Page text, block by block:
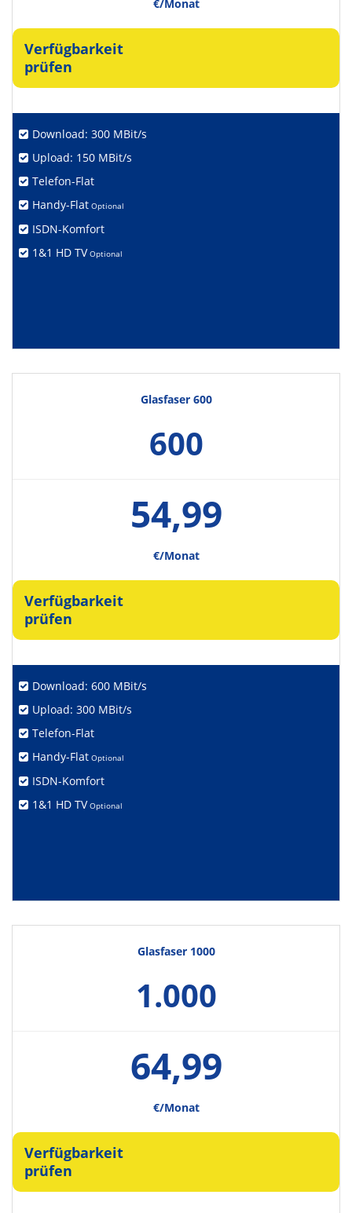
€/Monat
Verfügbarkeit
prüfen
Download: 300 MBit/s
Upload: 150 MBit/s
Telefon-Flat
Handy-Flat Optional
ISDN-Komfort
1&1 HD TV Optional
Glasfaser 600
600
54,99
€/Monat
Verfügbarkeit
prüfen
Download: 600 MBit/s
Upload: 300 MBit/s
Telefon-Flat
Handy-Flat Optional
ISDN-Komfort
1&1 HD TV Optional
Glasfaser 1000
1.000
64,99
€/Monat
Verfügbarkeit
prüfen